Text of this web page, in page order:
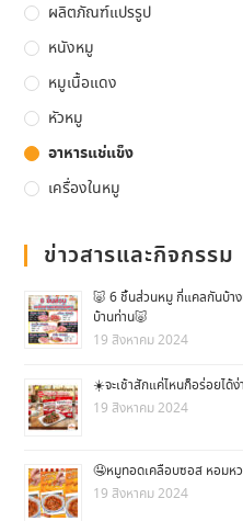
ผลิตภัณฑ์แปรรูป
หนังหมู
หมูเนื้อแดง
หัวหมู
อาหารแช่แข็ง
เครื่องในหมู
ข่าวสารและกิจกรรม
🐷 6 ชิ้นส่วนหมู กี่แคลกันบ้าง
บ้านท่าน🐷
19 สิงหาคม 2024
☀️จะเช้าสักแค่ไหนก็อร่อยได้
19 สิงหาคม 2024
🤤หมูทอดเคลือบซอส หอมห
19 สิงหาคม 2024